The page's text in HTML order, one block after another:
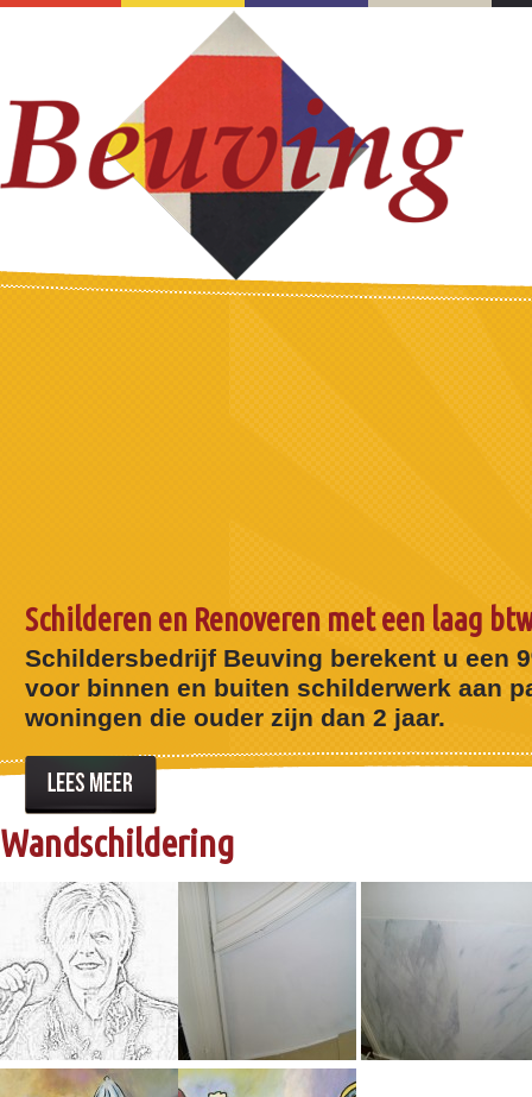
Schilderen en Renoveren met een laag
Schildersbedrijf Beuving berekent u een
voor binnen en buiten schilderwerk aan
woningen die ouder zijn dan 2 jaar.
Wandschildering